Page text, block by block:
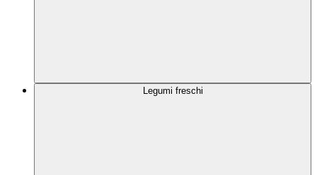
Legumi freschi